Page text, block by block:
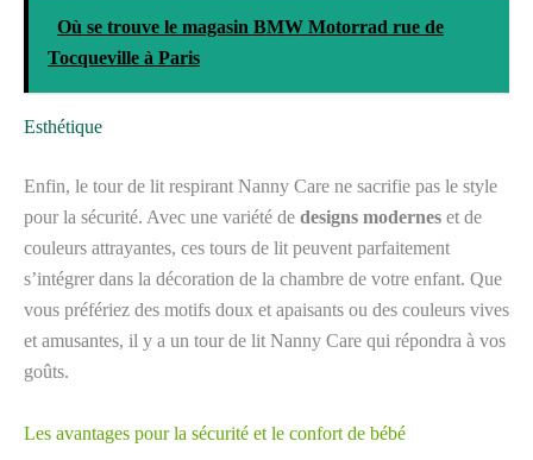
Où se trouve le magasin BMW Motorrad rue de
Tocqueville à Paris
Esthétique
Enfin, le tour de lit respirant Nanny Care ne sacrifie pas le style
pour la sécurité. Avec une variété de designs modernes et de
couleurs attrayantes, ces tours de lit peuvent parfaitement
s’intégrer dans la décoration de la chambre de votre enfant. Que
vous préfériez des motifs doux et apaisants ou des couleurs vives
et amusantes, il y a un tour de lit Nanny Care qui répondra à vos
goûts.
Les avantages pour la sécurité et le confort de bébé